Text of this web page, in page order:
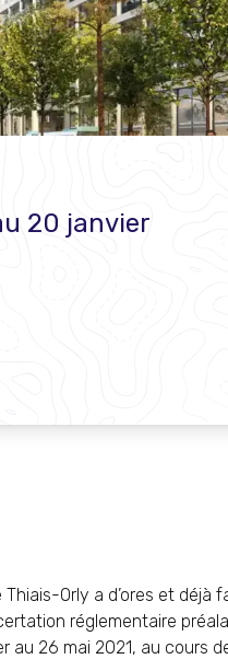
20 janvier
Orly a d’ores et déjà
réglementaire
au 26 mai 2021, au cours